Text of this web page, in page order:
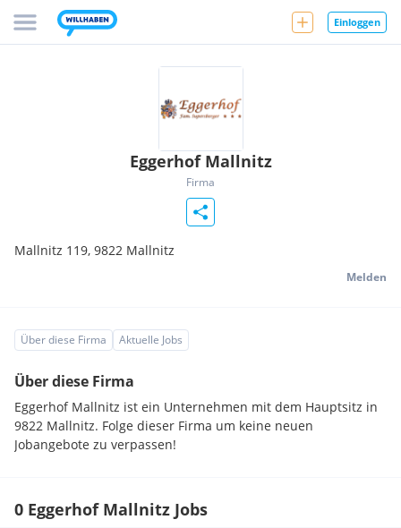
Einloggen
Eggerhof Mallnitz
Firma
Mallnitz 119, 9822 Mallnitz
Melden
Über diese Firma Aktuelle Jobs
Über diese Firma
Eggerhof Mallnitz ist ein Unternehmen mit dem Hauptsitz in
9822 Mallnitz. Folge dieser Firma um keine neuen
Jobangebote zu verpassen!
0 Eggerhof Mallnitz Jobs